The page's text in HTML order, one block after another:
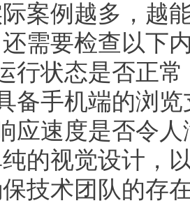
例越多，越能
要检查以下
状态是否正常
手机端的浏览
速度是否令人
视觉设计，以
术团队的存